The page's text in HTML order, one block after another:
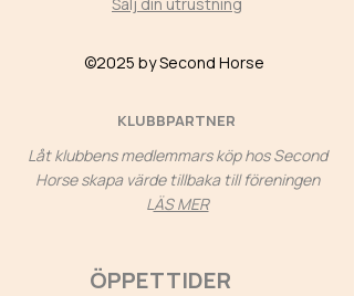
©2025 by Second Horse
KLUBBPARTNER
Låt klubbens medlemmars köp hos Second
Horse skapa värde tillbaka till föreningen
LÄS MER
ÖPPETTIDER